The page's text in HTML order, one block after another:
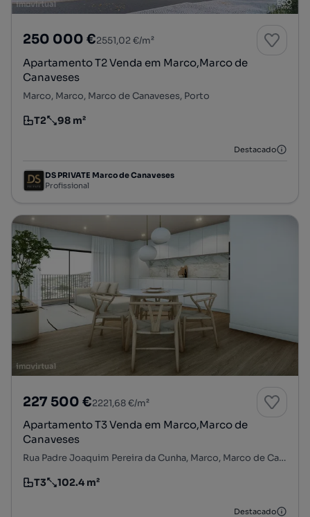
250 000 €2551,02 €/m²
Apartamento T2 Venda em Marco,Marco de
Canaveses
Marco, Marco, Marco de Canaveses, Porto
Tipologia
T2
Preço por metro quadrado
98 m²
Destacado
DS PRIVATE Marco de Canaveses
Profissional
227 500 €2221,68 €/m²
Apartamento T3 Venda em Marco,Marco de
Canaveses
Rua Padre Joaquim Pereira da Cunha, Marco, Marco de Canaveses, Porto
Tipologia
T3
Preço por metro quadrado
102.4 m²
Destacado